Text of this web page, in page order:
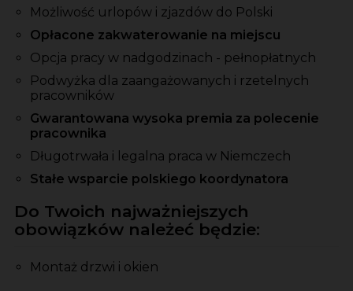
Możliwość urlopów i zjazdów do Polski
Opłacone zakwaterowanie na miejscu
Opcja pracy w nadgodzinach - pełnopłatnych
Podwyżka dla zaangażowanych i rzetelnych
pracowników
Gwarantowana wysoka premia za polecenie
pracownika
Długotrwała i legalna praca w Niemczech
Stałe wsparcie polskiego koordynatora
Do Twoich najważniejszych
obowiązków należeć będzie:
Montaż drzwi i okien